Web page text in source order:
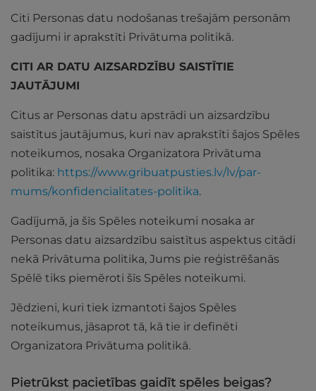
Citi Personas datu nodošanas trešajām personām
gadījumi ir aprakstīti Privātuma politikā.
CITI AR DATU AIZSARDZĪBU SAISTĪTIE
JAUTĀJUMI
Citus ar Personas datu apstrādi un aizsardzību
saistītus jautājumus, kuri nav aprakstīti šajos Spēles
noteikumos, nosaka Organizatora Privātuma
politika: https://www.gribuatpusties.lv/lv/par-
mums/konfidencialitates-politika.
Gadījumā, ja šīs Spēles noteikumi nosaka ar
Personas datu aizsardzību saistītus aspektus citādi
nekā Privātuma politika, Jums pie reģistrēšanās
Spēlē tiks piemēroti šīs Spēles noteikumi.
Jēdzieni, kuri tiek izmantoti šajos Spēles
noteikumus, jāsaprot tā, kā tie ir definēti
Organizatora Privātuma politikā.
Pietrūkst pacietības gaidīt spēles beigas?